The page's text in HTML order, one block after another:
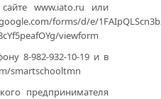
www.iato.ru или
forms/d/e/
viewform
8-982-932-10-19 и в
smartschooltmn
предпринимателя